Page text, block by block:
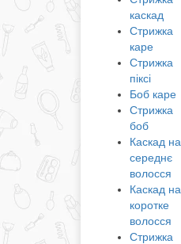
каскад
Стрижка
каре
Стрижка
піксі
Боб каре
Стрижка
боб
Каскад на
середнє
волосся
Каскад на
коротке
волосся
Стрижка